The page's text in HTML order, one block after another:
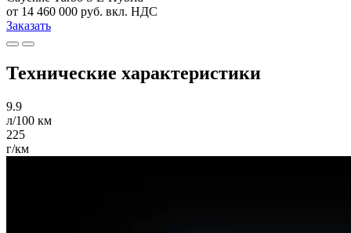
от 14 460 000 руб. вкл. НДС
Заказать
Технические характеристики
9.9
л/100 км
225
г/км